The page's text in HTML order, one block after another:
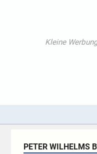
PETER WILHELMS